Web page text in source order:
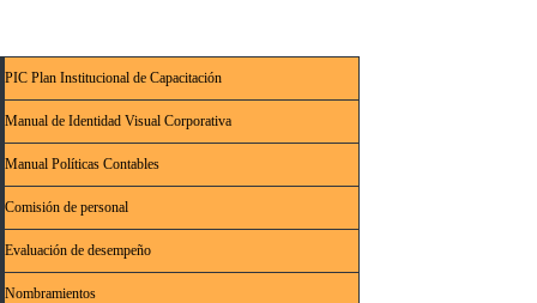
PIC Plan Institucional de Capacitación
Manual de Identidad Visual Corporativa
Manual Políticas Contables
Comisión de personal
Evaluación de desempeño
Nombramientos